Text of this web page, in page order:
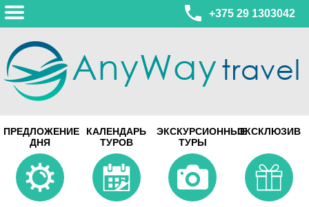
+375 29 1303042
ул. Леонида Беды, 45-547
смотреть на карте
МИНСК
Турагентство Coral Travel
ул. Притыцкого 156/1 пом.37
ул. Скрыганова 4б пом.487
ПРЕДЛОЖЕНИЕ
ДНЯ
КАЛЕНДАРЬ
ТУРОВ
ЭКСКУРСИОННЫЕ
ТУРЫ
ЭКСКЛЮЗИВ